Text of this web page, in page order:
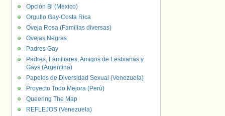
Opción Bi (Mexico)
Orgullo Gay-Costa Rica
Oveja Rosa (Familias diversas)
Ovejas Negras
Padres Gay
Padres, Familiares, Amigos de Lesbianas y
Gays (Argentina)
Papeles de Diversidad Sexual (Venezuela)
Proyecto Todo Mejora (Perú)
Queering The Map
REFLEJOS (Venezuela)